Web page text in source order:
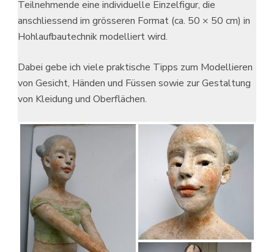
Teilnehmende eine individuelle Einzelfigur, die
anschliessend im grösseren Format (ca. 50 × 50 cm) in
Hohlaufbautechnik modelliert wird.
Dabei gebe ich viele praktische Tipps zum Modellieren
von Gesicht, Händen und Füssen sowie zur Gestaltung
von Kleidung und Oberflächen.